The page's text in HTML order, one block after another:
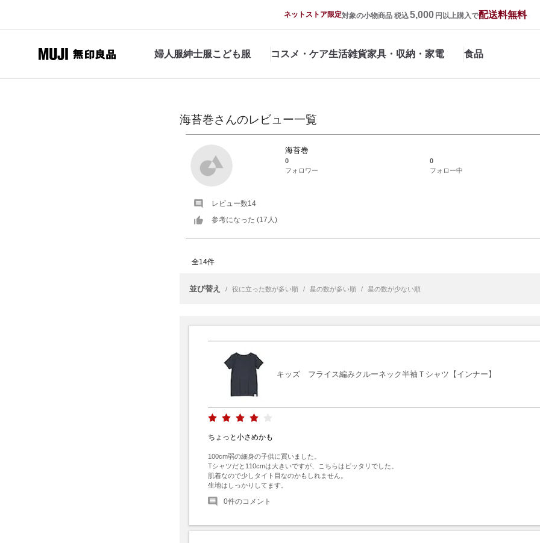
ネットストア限定対象の小物商品 税込5,000 円以上購入で配送料無料
婦人服紳士服こども服 コスメ・ケア生活雑貨家具・収納・家電 食品
海苔巻さんのレビュー一覧
海苔巻
0
0
フォロワー
フォロー中
レビュー数14
参考になった (17 人)
全14件
並び替え / 役に立った数が多い順 / 星の数が多い順 / 星の数が少ない順
キッズ フライス編みクルーネック半袖Ｔシャツ【インナー】
ちょっと小さめかも
100cm弱の細身の子供に買いました。
Tシャツだと110cmは大きいですが、こちらはピッタリでした。
肌着なので少しタイト目なのかもしれません。
生地はしっかりしてます。
0件のコメント